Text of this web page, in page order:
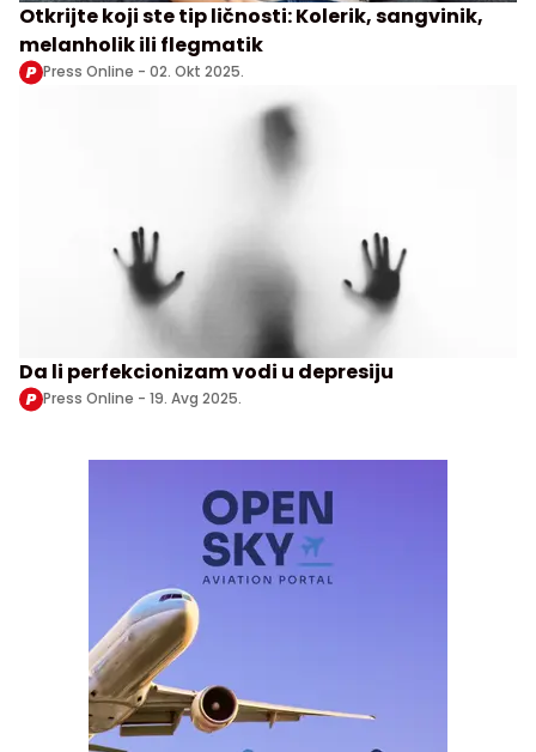
Otkrijte koji ste tip ličnosti: Kolerik, sangvinik,
melanholik ili flegmatik
Press Online - 02. Okt 2025.
Da li perfekcionizam vodi u depresiju
Press Online - 19. Avg 2025.